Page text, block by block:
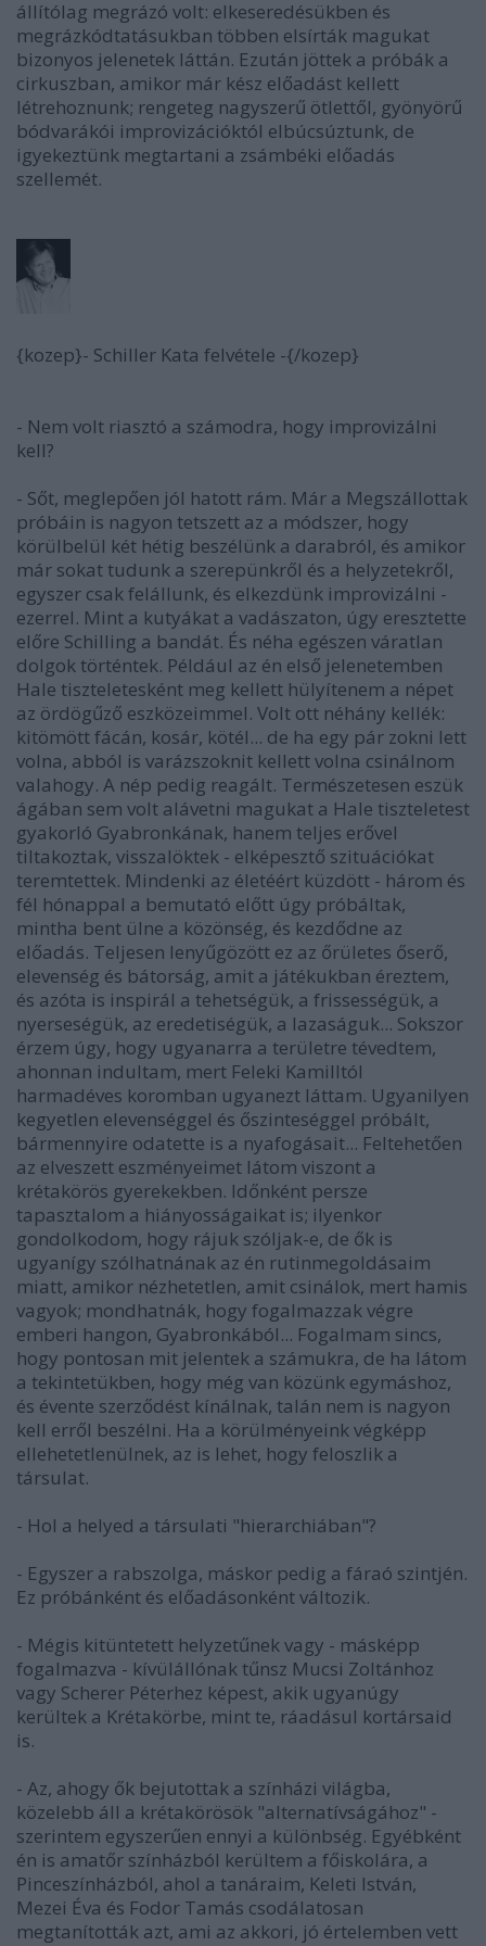
állítólag megrázó volt: elkeseredésükben és
megrázkódtatásukban többen elsírták magukat
bizonyos jelenetek láttán. Ezután jöttek a próbák a
cirkuszban, amikor már kész előadást kellett
létrehoznunk; rengeteg nagyszerű ötlettől, gyönyörű
bódvarákói improvizációktól elbúcsúztunk, de
igyekeztünk megtartani a zsámbéki előadás
szellemét.
{kozep}- Schiller Kata felvétele -{/kozep}
- Nem volt riasztó a számodra, hogy improvizálni
kell?
- Sőt, meglepően jól hatott rám. Már a Megszállottak
próbáin is nagyon tetszett az a módszer, hogy
körülbelül két hétig beszélünk a darabról, és amikor
már sokat tudunk a szerepünkről és a helyzetekről,
egyszer csak felállunk, és elkezdünk improvizálni -
ezerrel. Mint a kutyákat a vadászaton, úgy eresztette
előre Schilling a bandát. És néha egészen váratlan
dolgok történtek. Például az én első jelenetemben
Hale tiszteletesként meg kellett hülyítenem a népet
az ördögűző eszközeimmel. Volt ott néhány kellék:
kitömött fácán, kosár, kötél... de ha egy pár zokni lett
volna, abból is varázszoknit kellett volna csinálnom
valahogy. A nép pedig reagált. Természetesen eszük
ágában sem volt alávetni magukat a Hale tiszteletest
gyakorló Gyabronkának, hanem teljes erővel
tiltakoztak, visszalöktek - elképesztő szituációkat
teremtettek. Mindenki az életéért küzdött - három és
fél hónappal a bemutató előtt úgy próbáltak,
mintha bent ülne a közönség, és kezdődne az
előadás. Teljesen lenyűgözött ez az őrületes őserő,
elevenség és bátorság, amit a játékukban éreztem,
és azóta is inspirál a tehetségük, a frissességük, a
nyerseségük, az eredetiségük, a lazaságuk... Sokszor
érzem úgy, hogy ugyanarra a területre tévedtem,
ahonnan indultam, mert Feleki Kamilltól
harmadéves koromban ugyanezt láttam. Ugyanilyen
kegyetlen elevenséggel és őszinteséggel próbált,
bármennyire odatette is a nyafogásait... Feltehetően
az elveszett eszményeimet látom viszont a
krétakörös gyerekekben. Időnként persze
tapasztalom a hiányosságaikat is; ilyenkor
gondolkodom, hogy rájuk szóljak-e, de ők is
ugyanígy szólhatnának az én rutinmegoldásaim
miatt, amikor nézhetetlen, amit csinálok, mert hamis
vagyok; mondhatnák, hogy fogalmazzak végre
emberi hangon, Gyabronkából... Fogalmam sincs,
hogy pontosan mit jelentek a számukra, de ha látom
a tekintetükben, hogy még van közünk egymáshoz,
és évente szerződést kínálnak, talán nem is nagyon
kell erről beszélni. Ha a körülményeink végképp
ellehetetlenülnek, az is lehet, hogy feloszlik a
társulat.
- Hol a helyed a társulati "hierarchiában"?
- Egyszer a rabszolga, máskor pedig a fáraó szintjén.
Ez próbánként és előadásonként változik.
- Mégis kitüntetett helyzetűnek vagy - másképp
fogalmazva - kívülállónak tűnsz Mucsi Zoltánhoz
vagy Scherer Péterhez képest, akik ugyanúgy
kerültek a Krétakörbe, mint te, ráadásul kortársaid
is.
- Az, ahogy ők bejutottak a színházi világba,
közelebb áll a krétakörösök "alternatívságához" -
szerintem egyszerűen ennyi a különbség. Egyébként
én is amatőr színházból kerültem a főiskolára, a
Pinceszínházból, ahol a tanáraim, Keleti István,
Mezei Éva és Fodor Tamás csodálatosan
megtanították azt, ami az akkori, jó értelemben vett